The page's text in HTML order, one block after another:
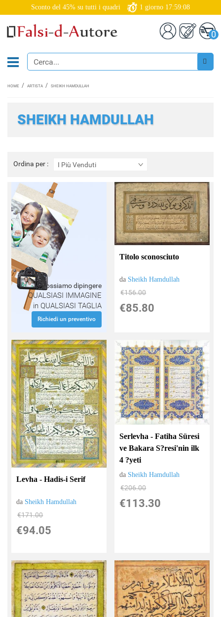
Sconto del 45% su tutti i quadri 1 giorno 17:59:07
0
HOME ARTISTA SHEIKH HAMDULLAH
SHEIKH HAMDULLAH
Ordina per : I Più Venduti
Ordina
per
Possiamo dipingere
QUALSIASI IMMAGINE
in QUALSIASI TAGLIA
Richiedi un preventivo
Titolo sconosciuto
da Sheikh Hamdullah
€156.00
€85.80
Levha - Hadis-i Serif
da Sheikh Hamdullah
€171.00
€94.05
Serlevha - Fatiha Süresi
ve Bakara S?resi'nin ilk
4 ?yeti
da Sheikh Hamdullah
€206.00
€113.30